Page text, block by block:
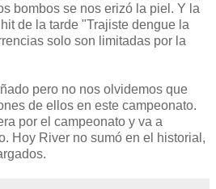
bombos se nos erizó la piel. Y la
de la tarde "Trajiste dengue la
solo son limitadas por la
pero no nos olvidemos que
de ellos en este campeonato.
por el campeonato y va a
Hoy River no sumó en el historial,